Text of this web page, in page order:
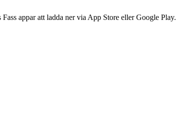
appar att ladda ner via App Store eller Google Play.